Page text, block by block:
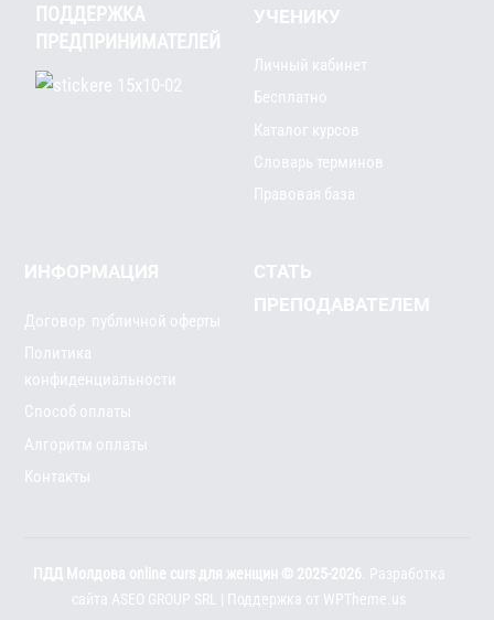
ПОДДЕРЖКА
ПРЕДПРИНИМАТЕЛЕЙ
УЧЕНИКУ
Личный кабинет
Бесплатно
Каталог курсов
Словарь терминов
Правовая база
ИНФОРМАЦИЯ
Договор публичной оферты
Политика
конфиденциальности
Способ оплаты
Алгоритм оплаты
Контакты
СТАТЬ
ПРЕПОДАВАТЕЛЕМ
ПДД Молдова online curs для женщин © 2025-2026 . Разработка
сайта ASEO GROUP SRL | Поддержка от WPTheme.us